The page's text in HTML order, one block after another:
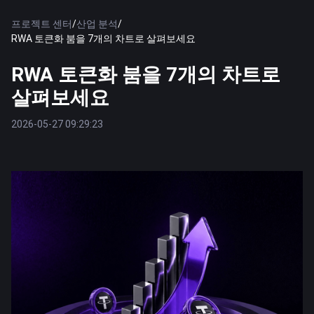
프로젝트 센터/산업 분석/
RWA 토큰화 붐을 7개의 차트로 살펴보세요
RWA 토큰화 붐을 7개의 차트로
살펴보세요
2026-05-27 09:29:23